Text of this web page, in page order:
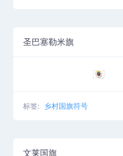
圣巴塞勒米旗
🇧🇱
标签: 乡村国旗符号
文莱国旗